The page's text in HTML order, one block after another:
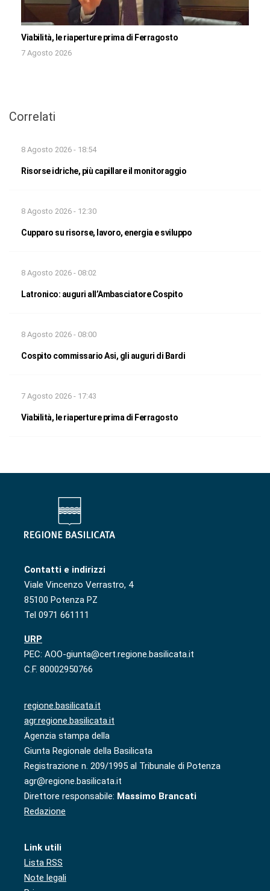
Viabilità, le riaperture prima di Ferragosto
7 Agosto 2026
Correlati
8 Agosto 2026 - 18:54
Risorse idriche, più capillare il monitoraggio
8 Agosto 2026 - 12:30
Cupparo su risorse, lavoro, energia e sviluppo
8 Agosto 2026 - 08:02
Latronico: auguri all’Ambasciatore Cospito
8 Agosto 2026 - 08:00
Cospito commissario Asi, gli auguri di Bardi
7 Agosto 2026 - 17:43
Viabilità, le riaperture prima di Ferragosto
Contatti e indirizzi
Viale Vincenzo Verrastro, 4
85100 Potenza PZ
Tel 0971 661111
URP
PEC: AOO-giunta@cert.regione.basilicata.it
C.F. 80002950766
regione.basilicata.it
agr.regione.basilicata.it
Agenzia stampa della
Giunta Regionale della Basilicata
Registrazione n. 209/1995 al Tribunale di Potenza
agr@regione.basilicata.it
Direttore responsabile: Massimo Brancati
Redazione
Link utili
Lista RSS
Note legali